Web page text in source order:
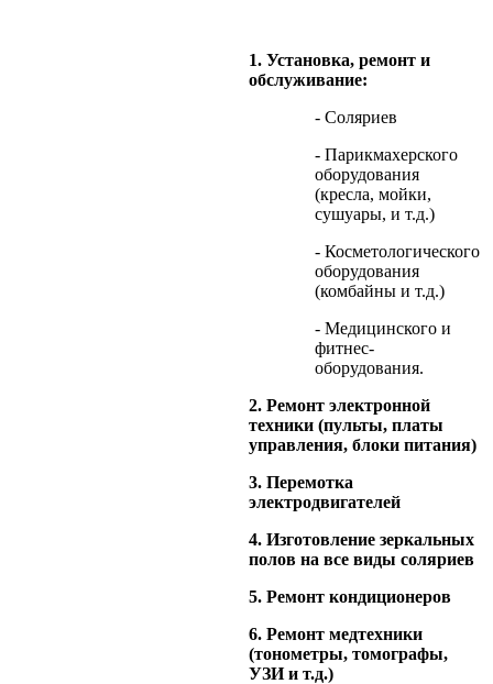
1. Установка, ремонт и
обслуживание:
- Соляриев
- Парикмахерского
оборудования
(кресла, мойки,
сушуары, и т.д.)
- Косметологического
оборудования
(комбайны и т.д.)
- Медицинского и
фитнес-
оборудования.
2. Ремонт электронной
техники (пульты, платы
управления, блоки питания)
3. Перемотка
электродвигателей
4. Изготовление зеркальных
полов на все виды соляриев
5. Ремонт кондиционеров
6. Ремонт медтехники
(тонометры, томографы,
УЗИ и т.д.)